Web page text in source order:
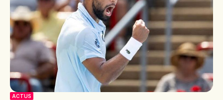
ACTUS